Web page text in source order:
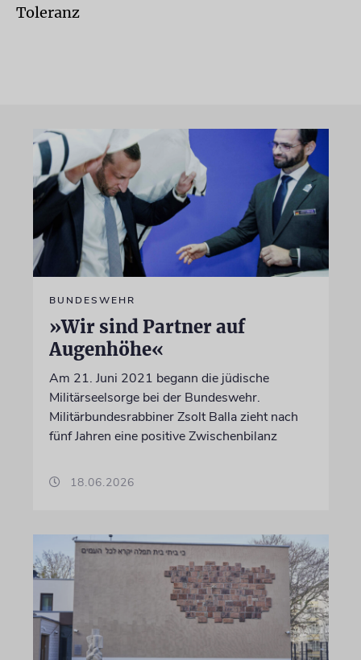
Toleranz
BUNDESWEHR
»Wir sind Partner auf
Augenhöhe«
Am 21. Juni 2021 begann die jüdische
Militärseelsorge bei der Bundeswehr.
Militärbundesrabbiner Zsolt Balla zieht nach
fünf Jahren eine positive Zwischenbilanz
18.06.2026